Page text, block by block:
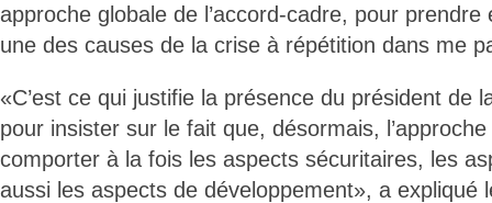
approche globale de l’accord-cadre, pour
une des causes de la crise à répétition dans me
«C’est ce qui justifie la présence du président de
pour insister sur le fait que, désormais,
comporter à la fois les aspects sécuritaires, les
aussi les aspects de développement», a expliqué